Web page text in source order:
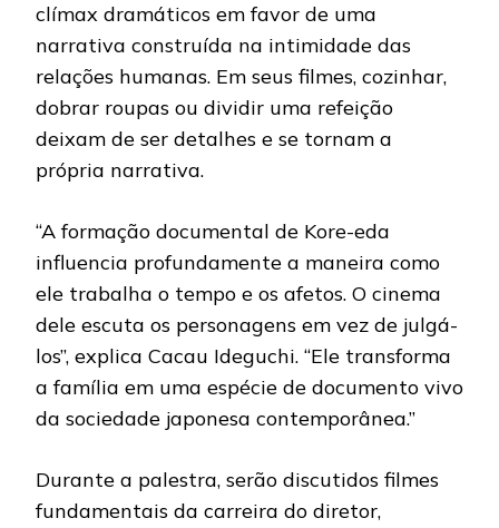
clímax dramáticos em favor de uma
narrativa construída na intimidade das
relações humanas. Em seus filmes, cozinhar,
dobrar roupas ou dividir uma refeição
deixam de ser detalhes e se tornam a
própria narrativa.
“A formação documental de Kore-eda
influencia profundamente a maneira como
ele trabalha o tempo e os afetos. O cinema
dele escuta os personagens em vez de julgá-
los”, explica Cacau Ideguchi. “Ele transforma
a família em uma espécie de documento vivo
da sociedade japonesa contemporânea.”
Durante a palestra, serão discutidos filmes
fundamentais da carreira do diretor,